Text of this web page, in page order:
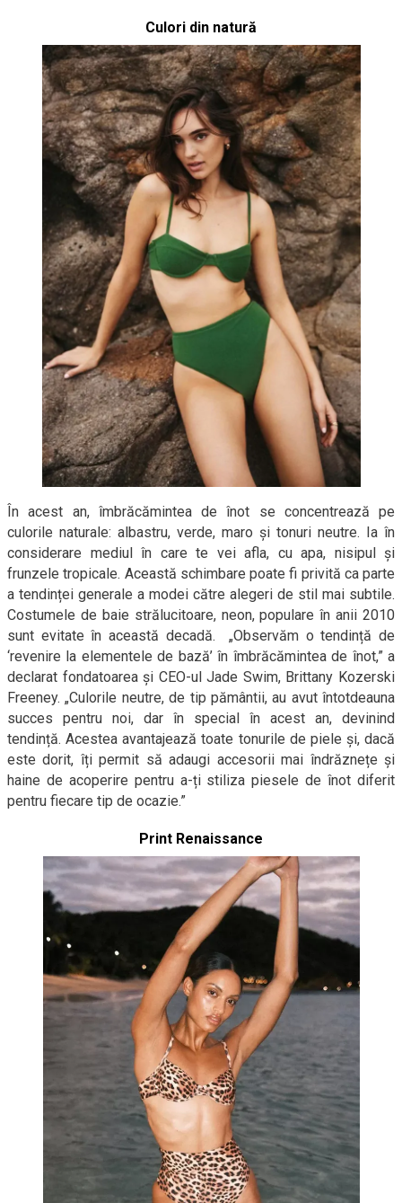
Culori din natură
În acest an, îmbrăcămintea de înot se concentrează pe
culorile naturale: albastru, verde, maro și tonuri neutre. Ia în
considerare mediul în care te vei afla, cu apa, nisipul și
frunzele tropicale. Această schimbare poate fi privită ca parte
a tendinței generale a modei către alegeri de stil mai subtile.
Costumele de baie strălucitoare, neon, populare în anii 2010
sunt evitate în această decadă. „Observăm o tendință de
‘revenire la elementele de bază’ în îmbrăcămintea de înot,” a
declarat fondatoarea și CEO-ul Jade Swim, Brittany Kozerski
Freeney. „Culorile neutre, de tip pământii, au avut întotdeauna
succes pentru noi, dar în special în acest an, devinind
tendință. Acestea avantajează toate tonurile de piele și, dacă
este dorit, îți permit să adaugi accesorii mai îndrăznețe și
haine de acoperire pentru a-ți stiliza piesele de înot diferit
pentru fiecare tip de ocazie.”
Print Renaissance